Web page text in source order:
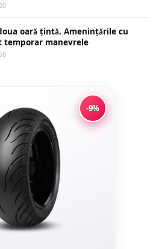
oară țintă. Amenințările cu
temporar manevrele
-9%